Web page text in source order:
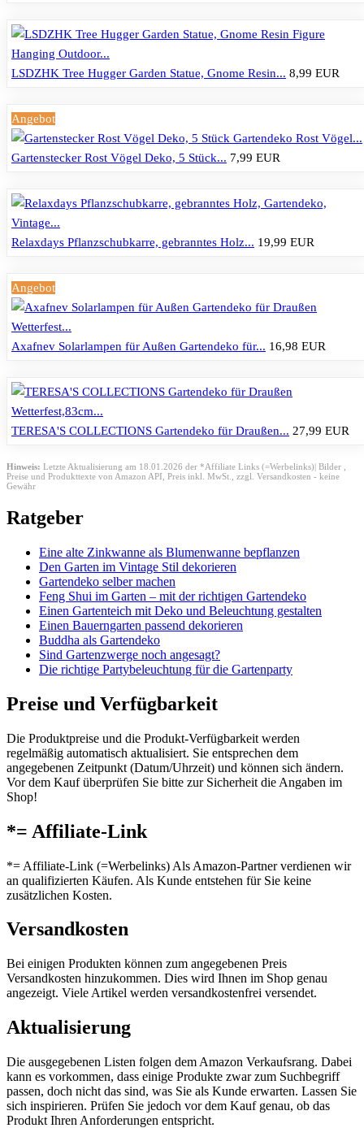
LSDZHK Tree Hugger Garden Statue, Gnome Resin... 8,99 EUR
Angebot
Gartenstecker Rost Vögel Deko, 5 Stück... 7,99 EUR
Relaxdays Pflanzschubkarre, gebranntes Holz... 19,99 EUR
Angebot
Axafnev Solarlampen für Außen Gartendeko für... 16,98 EUR
TERESA'S COLLECTIONS Gartendeko für Draußen... 27,99 EUR
Hinweis: Letzte Aktualisierung am 18.01.2026 der *Affiliate Links (=Werbelinks)| Bilder ,
Preise und Produkttexte von Amazon API, Preis inkl. MwSt., zzgl. Versandkosten - keine
Gewähr
Ratgeber
Eine alte Zinkwanne als Blumenwanne bepflanzen
Den Garten im Vintage Stil dekorieren
Gartendeko selber machen
Feng Shui im Garten – mit der richtigen Gartendeko
Einen Gartenteich mit Deko und Beleuchtung gestalten
Einen Bauerngarten passend dekorieren
Buddha als Gartendeko
Sind Gartenzwerge noch angesagt?
Die richtige Partybeleuchtung für die Gartenparty
Preise und Verfügbarkeit
Die Produktpreise und die Produkt-Verfügbarkeit werden
regelmäßig automatisch aktualisiert. Sie entsprechen dem
angegebenen Zeitpunkt (Datum/Uhrzeit) und können sich ändern.
Vor dem Kauf überprüfen Sie bitte zur Sicherheit die Angaben im
Shop!
*= Affiliate-Link
*= Affiliate-Link (=Werbelinks) Als Amazon-Partner verdienen wir
an qualifizierten Käufen. Als Kunde entstehen für Sie keine
zusätzlichen Kosten.
Versandkosten
Bei einigen Produkten können zum angegebenen Preis
Versandkosten hinzukommen. Dies wird Ihnen im Shop genau
angezeigt. Viele Artikel werden versandkostenfrei versendet.
Aktualisierung
Die ausgegebenen Listen folgen dem Amazon Verkaufsrang. Dabei
kann es vorkommen, dass einige Produkte zwar zum Suchbegriff
passen, doch nicht das sind, was Sie als Kunde erwarten. Lassen Sie
sich inspirieren. Prüfen Sie jedoch vor dem Kauf genau, ob das
Produkt Ihren Anforderungen entspricht.